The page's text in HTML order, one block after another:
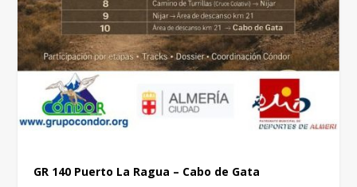
GR 140 Puerto La Ragua – Cabo de Gata